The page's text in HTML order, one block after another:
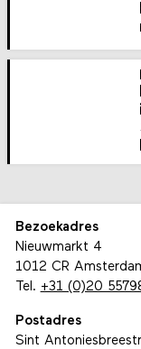
Bezoekadres
Nieuwmarkt 4
1012 CR
Tel. +31 (0)20
Postadres
Sint